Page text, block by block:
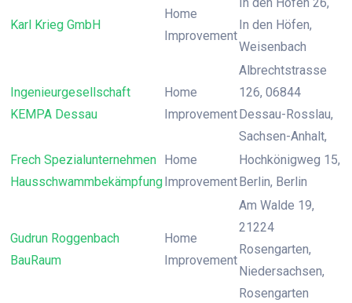
Karl Krieg GmbH
Home
Improvement
In den Höfen,
Weisenbach
Ingenieurgesellschaft
KEMPA Dessau
Home
Improvement
Albrechtstrasse
126, 06844
Dessau-Rosslau,
Sachsen-Anhalt,
Frech Spezialunternehmen
Hausschwammbekämpfung
Home
Improvement
Hochkönigweg 15,
Berlin, Berlin
Gudrun Roggenbach
BauRaum
Home
Improvement
Am Walde 19,
21224
Rosengarten,
Niedersachsen,
Rosengarten